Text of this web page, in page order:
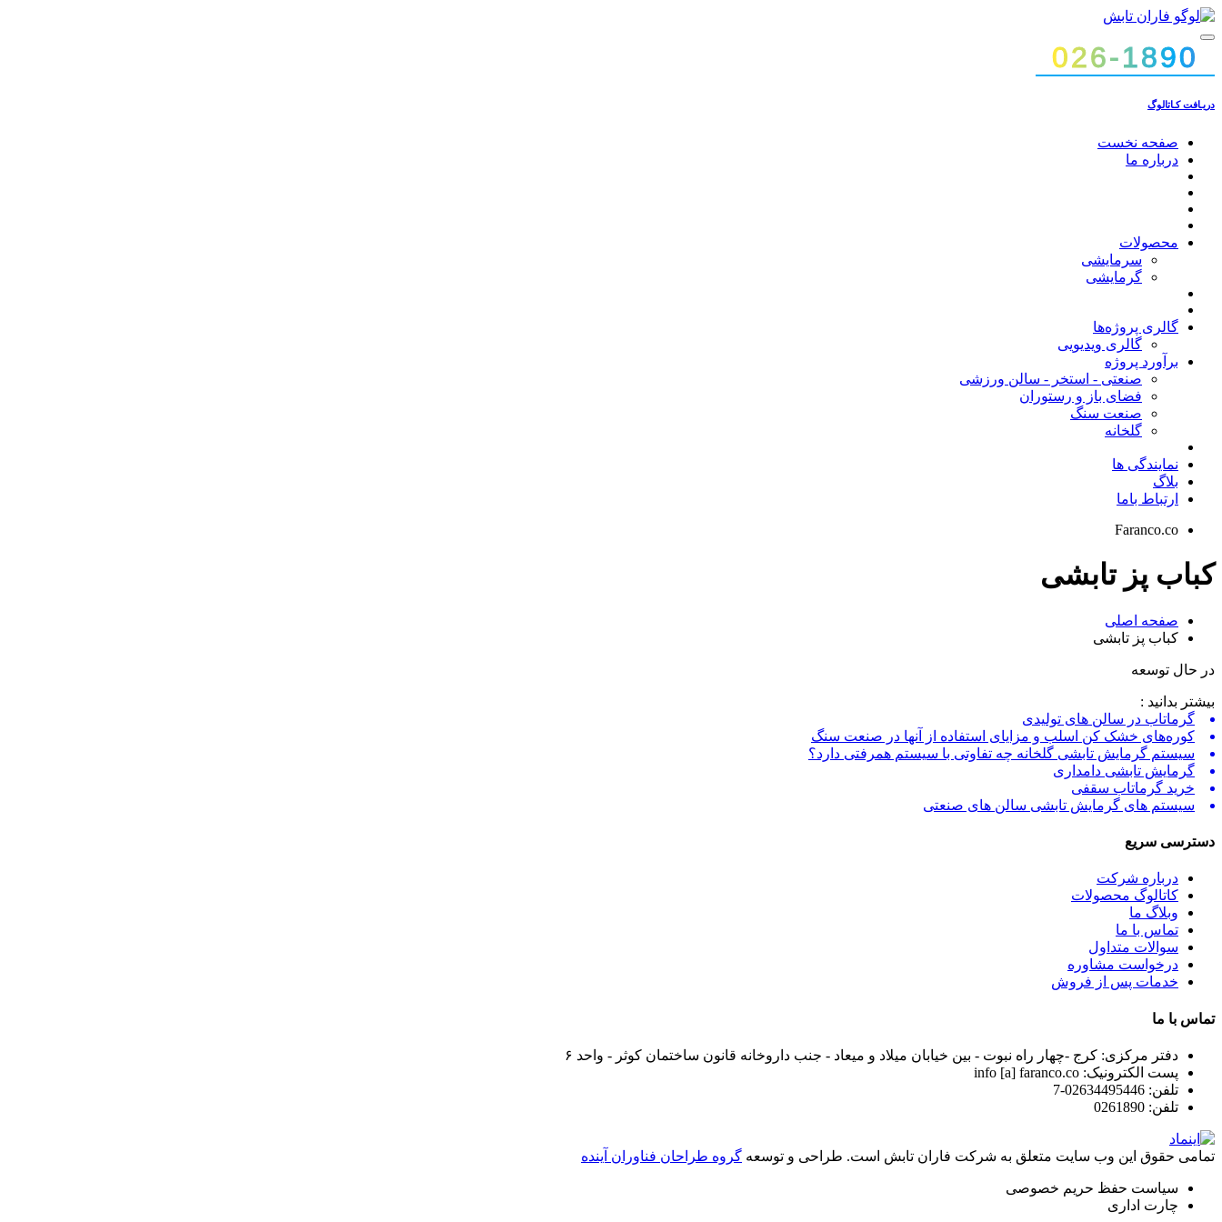
دریـافت کـاتالوگ
صفحه نخست
درباره ما
محصولات
سرمایشی
گرمایشی
گالری پروژه‌ها
گالری ویدیویی
برآورد پروژه
صنعتی - استخر - سالن ورزشی
فضای باز و رستوران
صنعت سنگ
گلخانه
نمایندگی ها
بلاگ
ارتباط باما
Faranco.co
کباب پز تابشی
صفحه اصلی
کباب پز تابشی
در حال توسعه
بیشتر بدانید :
گرماتاب در سالن های تولیدی
کوره‌های خشک کن اسلب و مزایای استفاده از آنها در صنعت سنگ
سیستم گرمایش تابشی گلخانه چه تفاوتی با سیستم همرفتی دارد؟
گرمایش تابشی دامداری
خرید گرماتاب سقفی
سیستم های گرمایش تابشی سالن های صنعتی
دسترسی سریع
درباره شرکت
کاتالوگ محصولات
وبلاگ ما
تماس با ما
سوالات متداول
درخواست مشاوره
خدمات پس از فروش
تماس با ما
دفتر مرکزی: کرج -چهار راه نبوت - بین خیابان میلاد و میعاد - جنب داروخانه قانون ساختمان کوثر - واحد ۶
پست الکترونیک:
تلفن:
تلفن:
تمامی حقوق این وب سایت متعلق به شرکت فاران تابش است. طراحی و توسعه گروه طراحان فناوران آینده
سیاست حفظ حریم خصوصی
چارت اداری